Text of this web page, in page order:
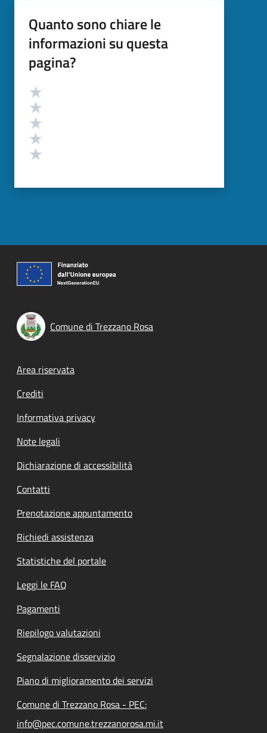
Quanto sono chiare le
informazioni su questa
pagina?
Valutazione
Comune di Trezzano Rosa
Footer menu
Area riservata
Crediti
Informativa privacy
Note legali
Dichiarazione di accessibilità
Contatti
Prenotazione appuntamento
Richiedi assistenza
Statistiche del portale
Leggi le FAQ
Pagamenti
Riepilogo valutazioni
Segnalazione disservizio
Piano di miglioramento dei servizi
Comune di Trezzano Rosa - PEC:
info@pec.comune.trezzanorosa.mi.it